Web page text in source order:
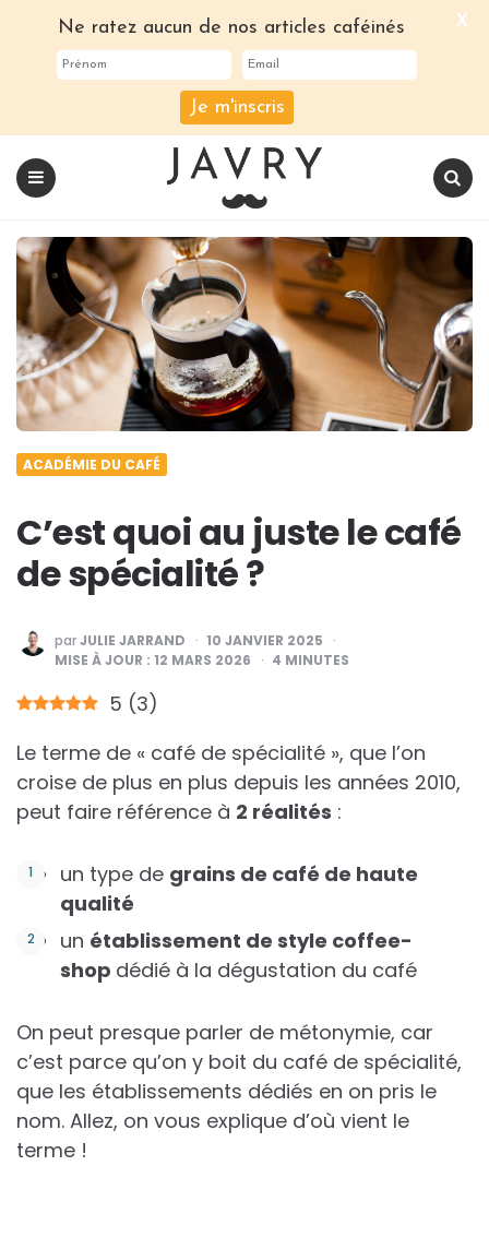
Le
blog
Javry
Coffee
ACADÉMIE DU CAFÉ
C’est quoi au juste le café
de spécialité ?
PUBLIÉ
PAR
parJULIE JARRAND
10 JANVIER 2025
MISE À JOUR : 12 MARS 2026 4 MINUTES
5 (3)
Le terme de « café de spécialité », que l’on
croise de plus en plus depuis les années 2010,
peut faire référence à 2 réalités :
un type de grains de café de haute
qualité
un établissement de style coffee-
shop dédié à la dégustation du café
On peut presque parler de métonymie, car
c’est parce qu’on y boit du café de spécialité,
que les établissements dédiés en on pris le
nom. Allez, on vous explique d’où vient le
terme !
Ne ratez aucun de nos articles caféinés
Je m'inscris
X